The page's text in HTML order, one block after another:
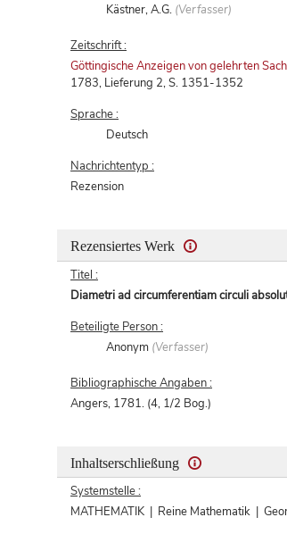
Kästner, A.G. (Verfasser)
Zeitschrift :
Göttingische Anzeigen von gelehrten
1783, Lieferung 2, S. 1351-1352
Sprache :
Deutsch
Nachrichtentyp :
Rezension
Rezensiertes Werk
Titel :
Diametri ad circumferentiam circuli
Beteiligte Person :
Anonym (Verfasser)
Bibliographische Angaben :
Angers, 1781. (4, 1/2 Bog.)
Inhaltserschließung
Systemstelle :
MATHEMATIK | Reine Mathematik |